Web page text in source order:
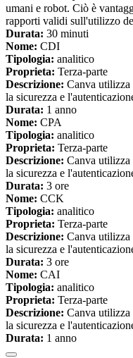
umani e robot. Ciò è
rapporti validi sull'utilizzo
Durata: 30 minuti
Nome: CDI
Tipologia: analitico
Proprieta: Terza-parte
Descrizione: Canva utilizza
la sicurezza e
Durata: 1 anno
Nome: CPA
Tipologia: analitico
Proprieta: Terza-parte
Descrizione: Canva utilizza
la sicurezza e
Durata: 3 ore
Nome: CCK
Tipologia: analitico
Proprieta: Terza-parte
Descrizione: Canva utilizza
la sicurezza e
Durata: 3 ore
Nome: CAI
Tipologia: analitico
Proprieta: Terza-parte
Descrizione: Canva utilizza
la sicurezza e
Durata: 1 anno